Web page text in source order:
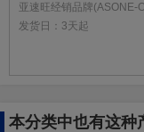
亚速旺经销品牌(ASONE-
发货日： 3天起
本分类中也有这种